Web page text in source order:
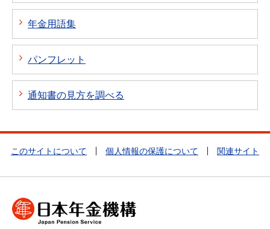
年金用語集
パンフレット
通知書の見方を調べる
このサイトについて 個人情報の保護について 関連サイト